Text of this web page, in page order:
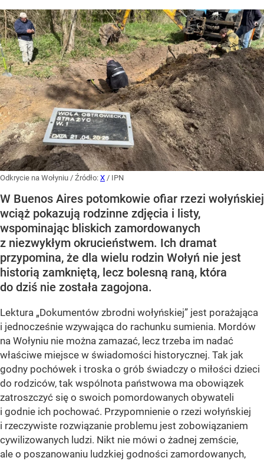
Odkrycie na Wołyniu / Źródło: X / IPN
W Buenos Aires potomkowie ofiar rzezi wołyńskiej
wciąż pokazują rodzinne zdjęcia i listy,
wspominając bliskich zamordowanych
z niezwykłym okrucieństwem. Ich dramat
przypomina, że dla wielu rodzin Wołyń nie jest
historią zamkniętą, lecz bolesną raną, która
do dziś nie została zagojona.
Lektura „Dokumentów zbrodni wołyńskiej” jest porażająca
i jednocześnie wzywająca do rachunku sumienia. Mordów
na Wołyniu nie można zamazać, lecz trzeba im nadać
właściwe miejsce w świadomości historycznej. Tak jak
godny pochówek i troska o grób świadczy o miłości dzieci
do rodziców, tak wspólnota państwowa ma obowiązek
zatroszczyć się o swoich pomordowanych obywateli
i godnie ich pochować. Przypomnienie o rzezi wołyńskiej
i rzeczywiste rozwiązanie problemu jest zobowiązaniem
cywilizowanych ludzi. Nikt nie mówi o żadnej zemście,
ale o poszanowaniu ludzkiej godności zamordowanych,